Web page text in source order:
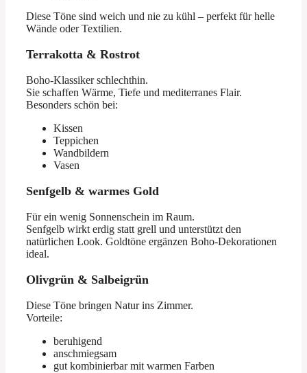
Diese Töne sind weich und nie zu kühl – perfekt für helle
Wände oder Textilien.
Terrakotta & Rostrot
Boho-Klassiker schlechthin.
Sie schaffen Wärme, Tiefe und mediterranes Flair.
Besonders schön bei:
Kissen
Teppichen
Wandbildern
Vasen
Senfgelb & warmes Gold
Für ein wenig Sonnenschein im Raum.
Senfgelb wirkt erdig statt grell und unterstützt den
natürlichen Look. Goldtöne ergänzen Boho-Dekorationen
ideal.
Olivgrün & Salbeigrün
Diese Töne bringen Natur ins Zimmer.
Vorteile:
beruhigend
anschmiegsam
gut kombinierbar mit warmen Farben